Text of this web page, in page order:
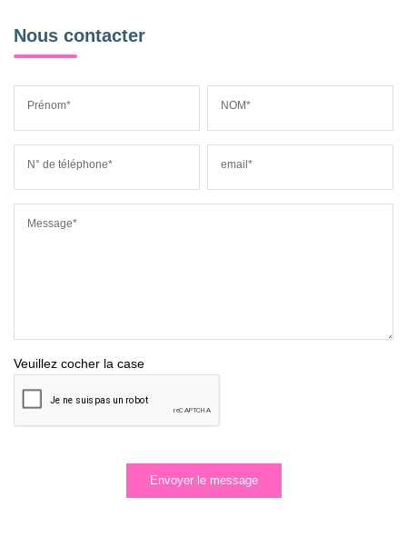
Nous contacter
Prénom* NOM*
N° de téléphone* email*
Message*
Veuillez cocher la case
Envoyer le message